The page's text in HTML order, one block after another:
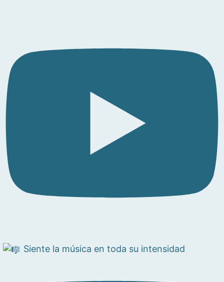
Siente la música en toda su intensidad